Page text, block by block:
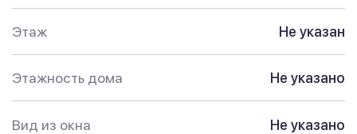
Этаж Не указан
Этажность дома Не указано
Вид из окна Не указано